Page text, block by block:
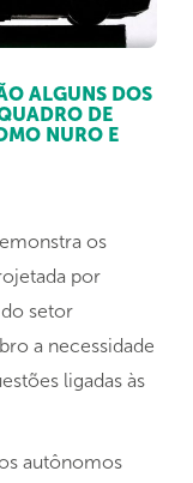
ALGUNS DOS
DE
NURO E
os
por
setor
a necessidade
ligadas às
autônomos